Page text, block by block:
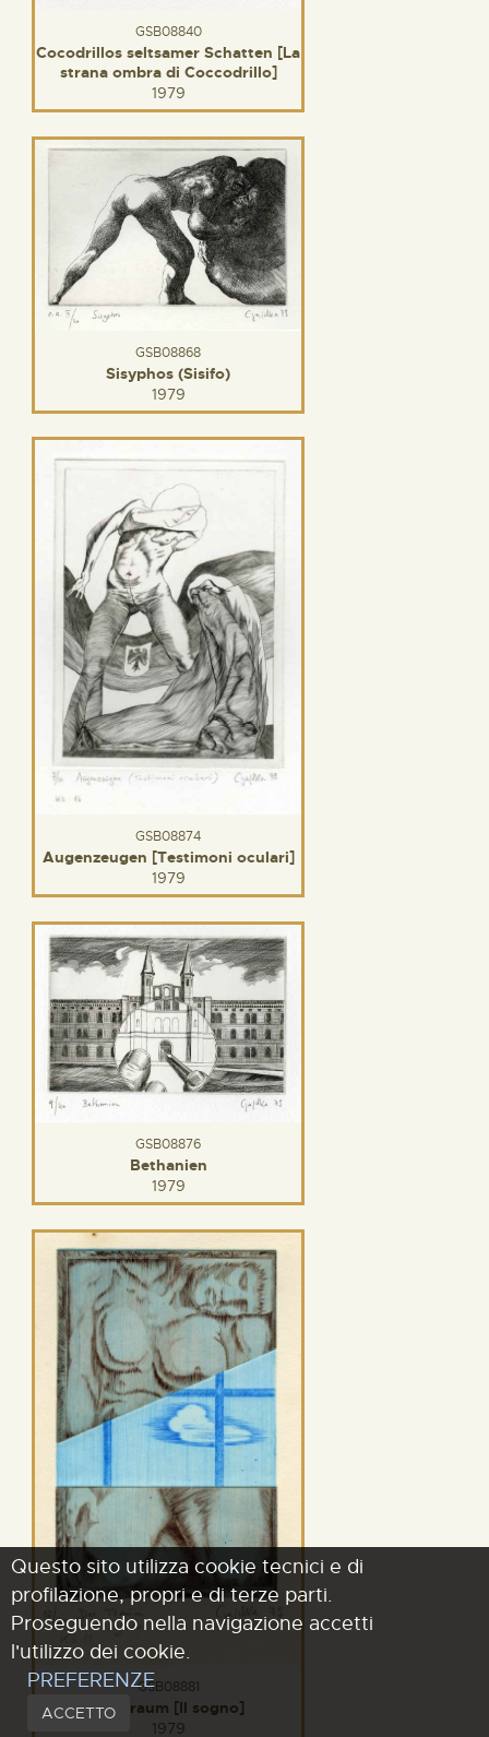
GSB08840
Cocodrillos seltsamer Schatten [La
strana ombra di Coccodrillo]
1979
GSB08868
Sisyphos (Sisifo)
1979
GSB08874
Augenzeugen [Testimoni oculari]
1979
GSB08876
Bethanien
1979
GSB08881
Der traum [Il sogno]
1979
Questo sito utilizza cookie tecnici e di
profilazione, propri e di terze parti.
Proseguendo nella navigazione accetti
l'utilizzo dei cookie.
PREFERENZE
ACCETTO